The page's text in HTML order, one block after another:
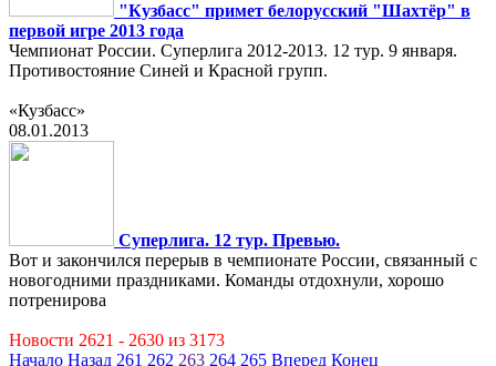
"Кузбасс" примет белорусский "Шахтёр" в
первой игре 2013 года
Чемпионат России. Суперлига 2012-2013. 12 тур. 9 января.
Противостояние Синей и Красной групп.
«Кузбасс»
08.01.2013
Суперлига. 12 тур. Превью.
Вот и закончился перерыв в чемпионате России, связанный с
новогодними праздниками. Команды отдохнули, хорошо
потренирова
Новости 2621 - 2630 из 3173
Начало Назад 261 262 263 264 265 Вперед Конец